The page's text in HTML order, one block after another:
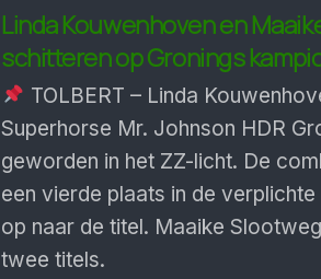
Linda Kouwenhoven en
schitteren op Gronings
TOLBERT – Linda
Superhorse Mr. Johnson HDR
geworden in het ZZ-licht. De
een vierde plaats in de
op naar de titel. Maaike
twee titels.